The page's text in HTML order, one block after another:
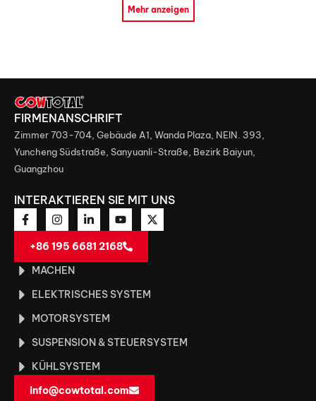
Mehr anzeigen
FIRMENANSCHRIFT
Zimmer 703-704, Gebäude A1, Wanda Plaza, NEIN. 393,
Yuncheng Südstraße, Sanyuanli-Straße, Bezirk Baiyun,
Guangzhou
INTERAKTIEREN SIE MIT UNS
+86 195 6681 2168
MACHEN
ELEKTRISCHES SYSTEM
MOTORSYSTEM
SUSPENSION & STEUERSYSTEM
KÜHLSYSTEM
info@cowtotal.com